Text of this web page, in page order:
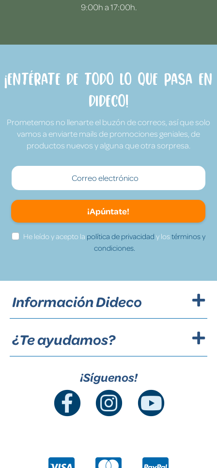
9:00h a 17:00h.
¡Entérate de todo lo que pasa en
Dideco!
Prometemos no llenarte el buzón de correos, así que solo
vamos a enviarte mails de promociones geniales, de
productos nuevos y alguna que otra sorpresa.
¡Apúntate!
He leído y acepto la política de privacidad y lostérminos y
condiciones.
Información Dideco
¿Te ayudamos?
¡Síguenos!